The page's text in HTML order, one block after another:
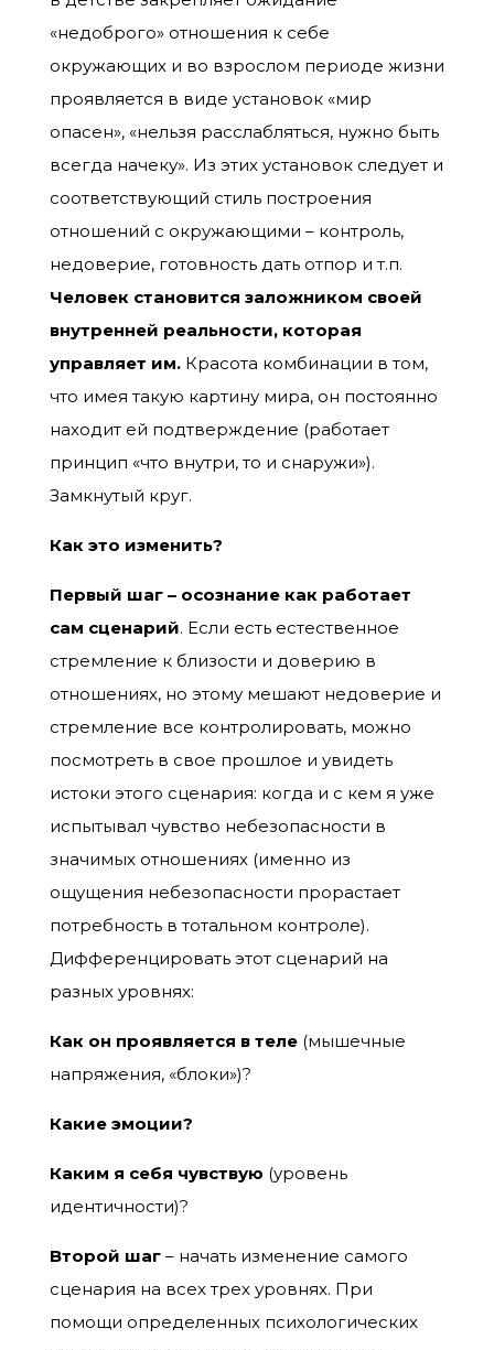
«недоброго» отношения к себе
окружающих и во взрослом периоде жизни
проявляется в виде установок «мир
опасен», «нельзя расслабляться, нужно быть
всегда начеку». Из этих установок следует и
соответствующий стиль построения
отношений с окружающими – контроль,
недоверие, готовность дать отпор и т.п.
Человек становится заложником своей
внутренней реальности, которая
управляет им.Красота комбинации в том,
что имея такую картину мира, он постоянно
находит ей подтверждение (работает
принцип «что внутри, то и снаружи»).
Замкнутый круг.
Как это изменить?
Первый шаг – осознание как работает
сам сценарий. Если есть естественное
стремление к близости и доверию в
отношениях, но этому мешают недоверие и
стремление все контролировать, можно
посмотреть в свое прошлое и увидеть
истоки этого сценария: когда и с кем я уже
испытывал чувство небезопасности в
значимых отношениях (именно из
ощущения небезопасности прорастает
потребность в тотальном контроле).
Дифференцировать этот сценарий на
разных уровнях:
Как он проявляется в теле(мышечные
напряжения, «блоки»)?
Какие эмоции?
Каким я себя чувствую (уровень
идентичности)?
Второй шаг– начать изменение самого
сценария на всех трех уровнях. При
помощи определенных психологических